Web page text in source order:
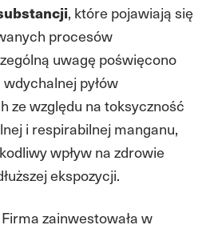
, które pojawiają się
procesów
uwagę poświęcono
pyłów
ze względu na toksyczność
i respirabilnej manganu,
wpływ na zdrowie
ekspozycji.
zainwestowała w